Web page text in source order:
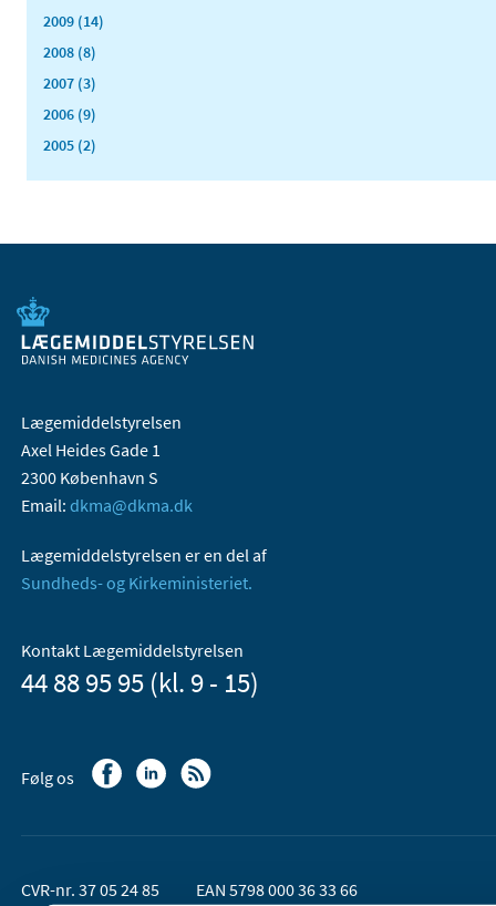
2009 (14)
2008 (8)
2007 (3)
2006 (9)
2005 (2)
Lægemiddelstyrelsen
Axel Heides Gade 1
2300 København S
Email: dkma@dkma.dk
Lægemiddelstyrelsen er en del af
Sundheds- og Kirkeministeriet.
Kontakt Lægemiddelstyrelsen
44 88 95 95 (kl. 9 - 15)
Følg os
CVR-nr. 37 05 24 85 EAN 5798 000 36 33 66